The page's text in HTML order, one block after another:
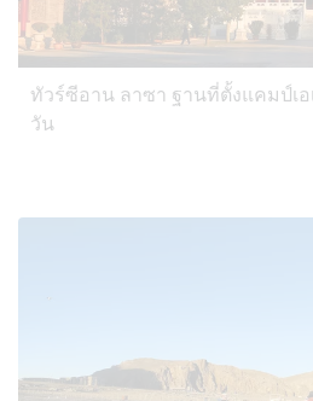
ทัวร์ซีอาน ลาซา ฐานที่ตั้งแคมป์เอ
วัน